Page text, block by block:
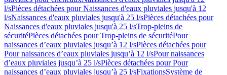
l/sPièces détachées pour Naissances d'eaux pluviales jusqu'à 12
l/sNaissances d'eaux pluviales jusqu'à 25 l/sPièces détachées pour
Naissances d'eaux pluviales jusqu'à 25 l/sTrop-pleins de
sécuritéPièces détachées pour Trop-pleins de sécuritéPour
naissances d’eaux pluviales jusqu’à 12 l/sPièces détachées pour
Pour naissances d’eaux pluviales jusqu’à 12 l/sPour naissances
d’eaux pluviales jusqu’à 25 l/sPièces détachées pour Pour
naissances d’eaux pluviales jusqu’à 25 l/sFixationsSystème de